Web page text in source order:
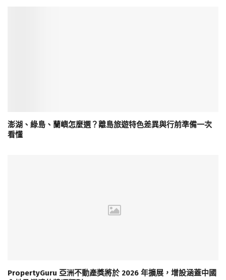
澎湖、綠島、蘭嶼怎麼選？離島旅遊特色差異與行前準備一次
看懂
PropertyGuru 亞洲不動產獎將於 2026 年擴展，增設涵蓋中國